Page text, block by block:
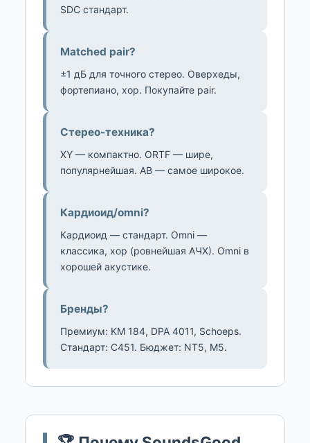
SDC стандарт.
Matched pair?
±1 дБ для точного стерео. Оверхеды,
фортепиано, хор. Покупайте pair.
Стерео-техника?
XY — компактно. ORTF — шире,
популярнейшая. AB — самое широкое.
Кардиоид/omni?
Кардиоид — стандарт. Omni —
классика, хор (ровнейшая АЧХ). Omni в
хорошей акустике.
Бренды?
Премиум: KM 184, DPA 4011, Schoeps.
Стандарт: C451. Бюджет: NT5, M5.